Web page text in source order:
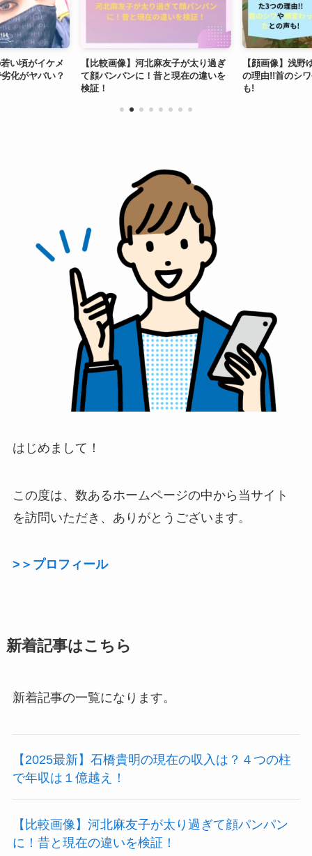
い頃がイケメ
化がヤバい？
【比較画像】河北麻友子が太り過ぎ
て顔パンパンに！昔と現在の違いを
検証！
【顔画像】浅野
の理由!!首のシ
も!
はじめまして！
この度は、数あるホームページの中から当サイト
を訪問いただき、ありがとうございます。
>＞プロフィール
新着記事はこちら
新着記事の一覧になります。
【2025最新】石橋貴明の現在の収入は？４つの柱
で年収は１億越え！
【比較画像】河北麻友子が太り過ぎて顔パンパン
に！昔と現在の違いを検証！